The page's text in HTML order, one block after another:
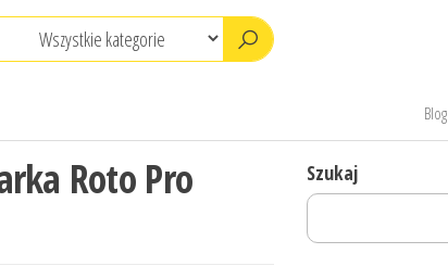
Blog
Roto Pro Szukaj